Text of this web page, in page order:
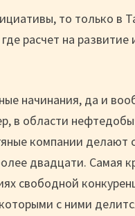
то только в
расчет на
начинания, да и
в области
компании делают
двадцати. Самая
свободной
с ними